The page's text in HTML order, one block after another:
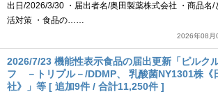
出日/2026/3/30 ・届出者名/奥田製薬株式会社 ・商品名/
活対策 ・食品の……
2026年08月
2026/7/23 機能性表示食品の届出更新「ピルク
フ －トリプル－/DDMP、 乳酸菌NY1301株《
社》」等 [ 追加9件 / 合計11,250件 ]